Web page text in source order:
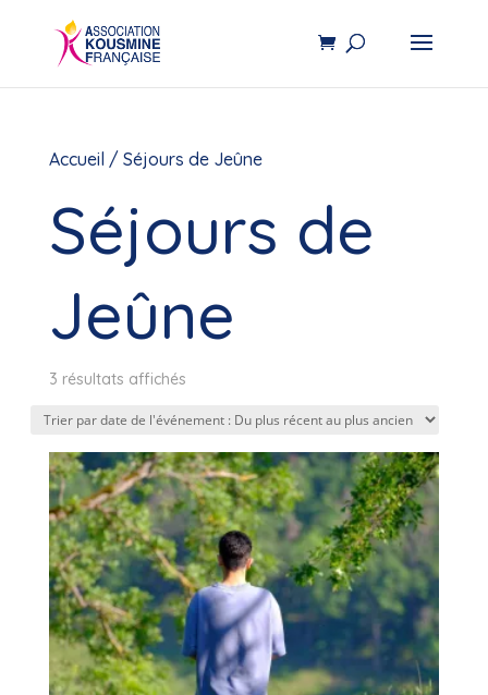
Accueil / Séjours de Jeûne
Séjours de
Jeûne
3 résultats affichés